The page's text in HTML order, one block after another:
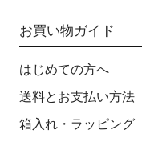
お買い物ガイド
はじめての方へ
送料とお支払い方法
箱入れ・ラッピング